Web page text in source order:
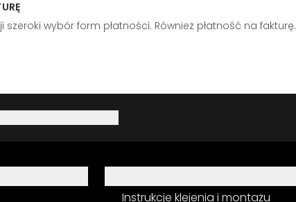
wybór form płatności. Również płatność na fakturę.
Instrukcje klejenia i montażu